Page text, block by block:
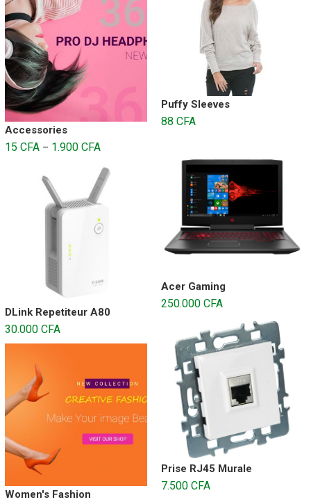
Accessories
15 CFA– 1.900 CFA
DLink Repetiteur A80
30.000 CFA
Women's Fashion
Puffy Sleeves
88 CFA
Acer Gaming
250.000 CFA
Prise RJ45 Murale
7.500 CFA